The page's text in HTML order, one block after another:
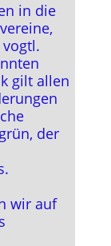
in die
gilt allen
der
wir auf